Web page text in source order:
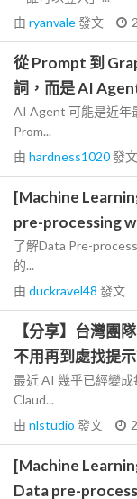
由 ryanvale發文
從 Prompt 到
詞，而是 AI
AI Agent 可能是近年
Prom...
由 hardness1020發文
[Machine
pre-processing
了解Data Pre-
的...
由 duckravel48 發文
【分享】台灣團
不用再到處找提
最近 AI 幾乎已經變
Claud...
由 nlstudio 發文
[Machine
Data pre-